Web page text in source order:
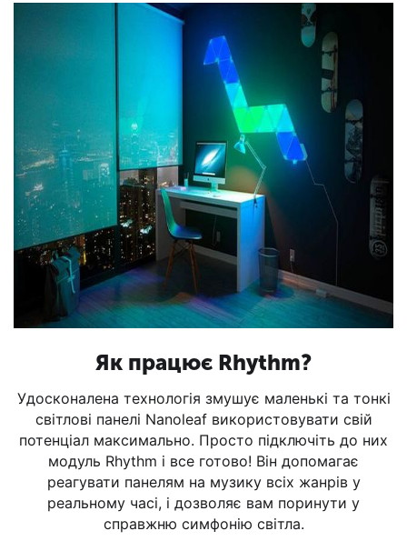
Як працює Rhythm?
Удосконалена технологія змушує маленькі та тонкі
світлові панелі Nanoleaf використовувати свій
потенціал максимально. Просто підключіть до них
модуль Rhythm і все готово! Він допомагає
реагувати панелям на музику всіх жанрів у
реальному часі, і дозволяє вам поринути у
справжню симфонію світла.